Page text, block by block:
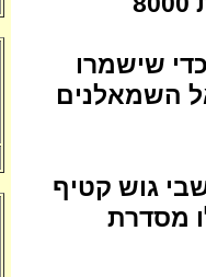
שישמרו
השמאלנים
גוש קטיף
מסדרת